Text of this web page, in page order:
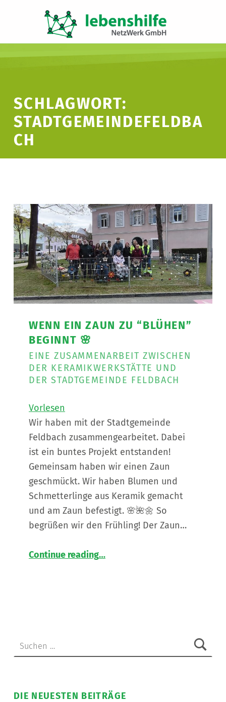
SCHLAGWORT:
STADTGEMEINDEFELDBA
CH
WENN EIN ZAUN ZU “BLÜHEN”
BEGINNT 🌸
EINE ZUSAMMENARBEIT ZWISCHEN
DER KERAMIKWERKSTÄTTE UND
DER STADTGEMEINDE FELDBACH
Vorlesen
Wir haben mit der Stadtgemeinde
Feldbach zusammengearbeitet. Dabei
ist ein buntes Projekt entstanden!
Gemeinsam haben wir einen Zaun
geschmückt. Wir haben Blumen und
Schmetterlinge aus Keramik gemacht
und am Zaun befestigt. 🌸🌺🌼 So
begrüßen wir den Frühling! Der Zaun…
Continue readingWenn ein Zaun zu “blühen” beginnt 🌸
Eine
Feldbach
…
DIE NEUESTEN BEITRÄGE